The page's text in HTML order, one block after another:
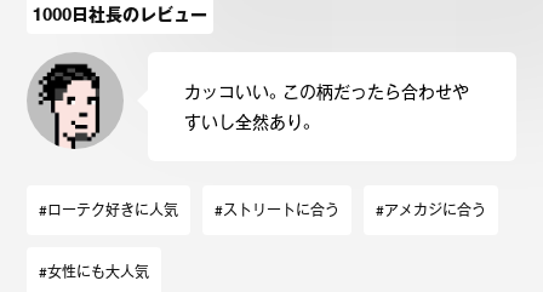
1000日社長のレビュー
カッコいい。この柄だったら合わせや
すいし全然あり。
#ローテク好きに人気 #ストリートに合う #アメカジに合う
#女性にも大人気